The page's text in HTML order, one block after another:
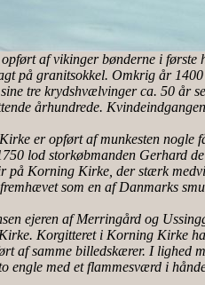
af vikinger bønderne i første
på granitsokkel. Omkrig år
tre krydshvælvinger ca. 50 år
århundrede.
er opført af munkesten nogle
lod storkøbmanden Gerhard
på Korning Kirke, der stærk
som en af Danmarks
ejeren af Merringård og
Korgitteret i Korning Kirke
af samme billedskærer. I lighed
engle med et flammesværd i